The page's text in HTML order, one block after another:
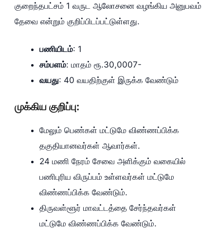
குறைந்தபட்சம்‌ 1 வருட ஆலோசனை வழங்கிய அனுபவம்‌
தேவை என்றும்‌ குறிப்பிடப்பட்டுள்ளது.
பணியிடம்‌: 1
சம்பளம்‌: மாதம்‌ ரூ.30,0007-
வயது: 40 வயதிற்குள்‌ இருக்க வேண்டும்‌
முக்கிய குறிப்பு:
மேலும்‌ பெண்கள்‌ மட்டுமே விண்ணப்பிக்க
தகுதியானவர்கள்‌ ஆவார்கள்‌.
24 மணி நேரம்‌ சேவை அளிக்கும்‌ வகையில்‌
பணிபுரிய விருப்பம்‌ உள்ளவர்கள்‌ மட்டுமே
விண்ணப்பிக்க வேண்டும்‌.
திருவள்ளூர்‌ மாவட்டத்தை சேர்ந்தவர்கள்‌
மட்டுமே விண்ணப்பிக்க வேண்டும்‌.